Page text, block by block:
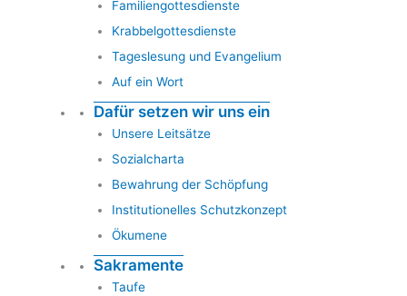
Familiengottesdienste
Krabbelgottesdienste
Tageslesung und Evangelium
Auf ein Wort
Dafür setzen wir uns ein
Unsere Leitsätze
Sozialcharta
Bewahrung der Schöpfung
Institutionelles Schutzkonzept
Ökumene
Sakramente
Taufe